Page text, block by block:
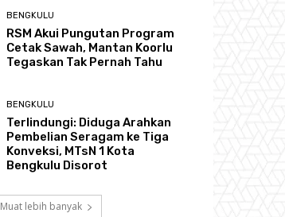
BENGKULU
RSM Akui Pungutan Program
Cetak Sawah, Mantan Koorlu
Tegaskan Tak Pernah Tahu
BENGKULU
Terlindungi: Diduga Arahkan
Pembelian Seragam ke Tiga
Konveksi, MTsN 1 Kota
Bengkulu Disorot
Muat lebih banyak